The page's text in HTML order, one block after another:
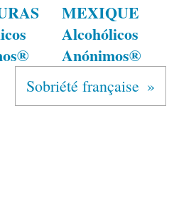
MEXIQUE
Alcohólicos
Anónimos®
Sobriété française